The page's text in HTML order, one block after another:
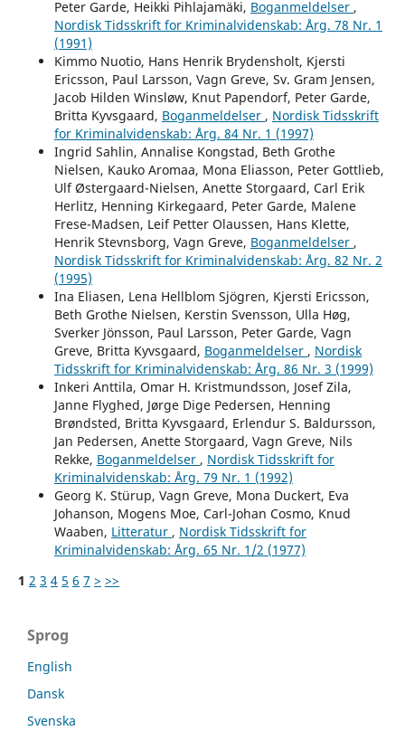
Peter Garde, Heikki Pihlajamäki, Boganmeldelser ,
Nordisk Tidsskrift for Kriminalvidenskab: Årg. 78 Nr. 1
(1991)
Kimmo Nuotio, Hans Henrik Brydensholt, Kjersti
Ericsson, Paul Larsson, Vagn Greve, Sv. Gram Jensen,
Jacob Hilden Winsløw, Knut Papendorf, Peter Garde,
Britta Kyvsgaard, Boganmeldelser , Nordisk Tidsskrift
for Kriminalvidenskab: Årg. 84 Nr. 1 (1997)
Ingrid Sahlin, Annalise Kongstad, Beth Grothe
Nielsen, Kauko Aromaa, Mona Eliasson, Peter Gottlieb,
Ulf Østergaard-Nielsen, Anette Storgaard, Carl Erik
Herlitz, Henning Kirkegaard, Peter Garde, Malene
Frese-Madsen, Leif Petter Olaussen, Hans Klette,
Henrik Stevnsborg, Vagn Greve, Boganmeldelser ,
Nordisk Tidsskrift for Kriminalvidenskab: Årg. 82 Nr. 2
(1995)
Ina Eliasen, Lena Hellblom Sjögren, Kjersti Ericsson,
Beth Grothe Nielsen, Kerstin Svensson, Ulla Høg,
Sverker Jönsson, Paul Larsson, Peter Garde, Vagn
Greve, Britta Kyvsgaard, Boganmeldelser , Nordisk
Tidsskrift for Kriminalvidenskab: Årg. 86 Nr. 3 (1999)
Inkeri Anttila, Omar H. Kristmundsson, Josef Zila,
Janne Flyghed, Jørge Dige Pedersen, Henning
Brøndsted, Britta Kyvsgaard, Erlendur S. Baldursson,
Jan Pedersen, Anette Storgaard, Vagn Greve, Nils
Rekke, Boganmeldelser , Nordisk Tidsskrift for
Kriminalvidenskab: Årg. 79 Nr. 1 (1992)
Georg K. Stürup, Vagn Greve, Mona Duckert, Eva
Johanson, Mogens Moe, Carl-Johan Cosmo, Knud
Waaben, Litteratur , Nordisk Tidsskrift for
Kriminalvidenskab: Årg. 65 Nr. 1/2 (1977)
1 2 3 4 5 6 7 > >>
Sprog
English
Dansk
Svenska